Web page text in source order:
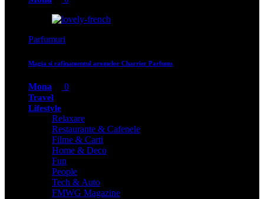
Parfumuri
Magia si rafinamentul aromelor Charrier Parfums
Mona 0
Travel
Lifestyle
Relaxare
Restaurante & Cafenele
Filme & Carti
Home & Deco
Fun
People
Tech & Auto
FMWG Magazine